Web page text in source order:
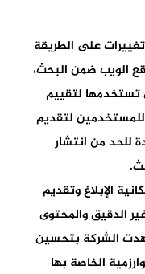
على الطريقة
الويب ضمن البحث،
تستخدمها لتقييم
لتقديم
للحد من انتشار
الإبلاغ وتقديم
الدقيق والمحتوى
الشركة بتحسين
الخاصة بها